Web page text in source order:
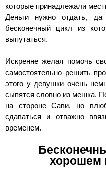
которые принадлежали
Деньги нужно отдать,
бесконечный цикл из
выпутаться.
Искренне желая помочь
самостоятельно решить
этого у девушки очень
сыпятся словно из мешка.
на стороне Сави, но
сдаваться и отважно
временем.
хорошем